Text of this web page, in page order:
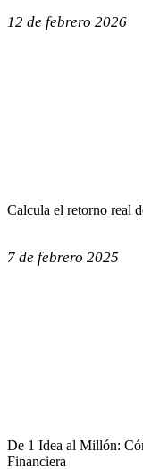
12 de febrero 2026
Calcula el retorno real
7 de febrero 2025
De 1 Idea al Millón:
Financiera